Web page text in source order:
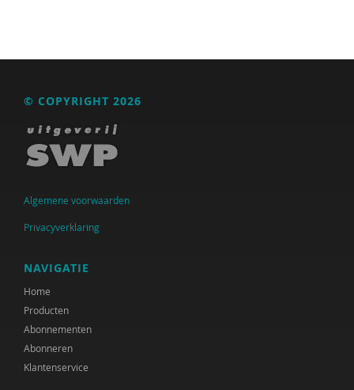
© COPYRIGHT 2026
Algemene voorwaarden
Privacyverklaring
NAVIGATIE
Home
Producten
Abonnementen
Abonneren
Klantenservice